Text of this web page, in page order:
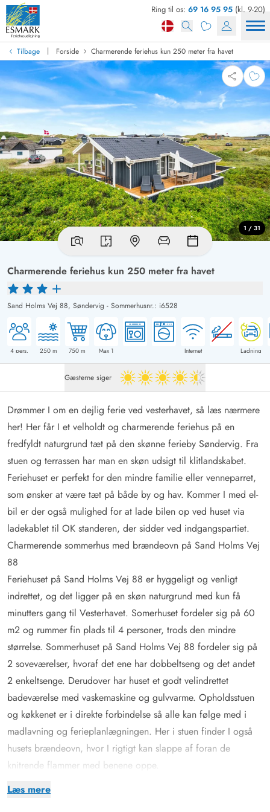
Ring til os: 69 16 95 95 (kl. 9-20)
Tilbage | Forside Charmerende feriehus kun 250 meter fra havet
Charmerende feriehus kun 250 meter fra havet
Sand Holms Vej 88, Søndervig - Sommerhusnr.: i6528
4 pers. 250m 750 m Max 1 Internet Ladning
1 / 31
Gæsterne siger 4.5 ud af 5
Læs mere
Drømmer I om en dejlig ferie ved vesterhavet, så læs nærmere
her! Her får I et velholdt og charmerende feriehus på en
fredfyldt naturgrund tæt på den skønne ferieby Søndervig. Fra
stuen og terrassen har man en skøn udsigt til klitlandskabet.
Feriehuset er perfekt for den mindre familie eller venneparret,
som ønsker at være tæt på både by og hav. Kommer I med el-
bil er der også mulighed for at lade bilen op ved huset via
ladekablet til OK standeren, der sidder ved indgangspartiet.
Charmerende sommerhus med brændeovn på Sand Holms Vej
88
Feriehuset på Sand Holms Vej 88 er hyggeligt og venligt
indrettet, og det ligger på en skøn naturgrund med kun få
minutters gang til Vesterhavet. Somerhuset fordeler sig på 60
m2 og rummer fin plads til 4 personer, trods den mindre
størrelse. Sommerhuset på Sand Holms Vej 88 fordeler sig på
2 soveværelser, hvoraf det ene har dobbeltseng og det andet
2 enkeltsenge. Derudover har huset et godt velindrettet
badeværelse med vaskemaskine og gulvvarme. Opholdsstuen
og køkkenet er i direkte forbindelse så alle kan følge med i
madlavning og ferieplanlægningen. Her i stuen finder I også
husets brændeovn, hvor I rigtigt kan slappe af foran de
knitrende flammer med benene oppe.
Delvis lukket terrasse og smuk udsigt